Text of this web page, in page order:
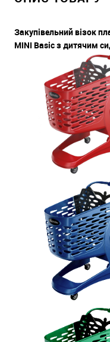
Закупівельний візок
MINI Basic з дитячим